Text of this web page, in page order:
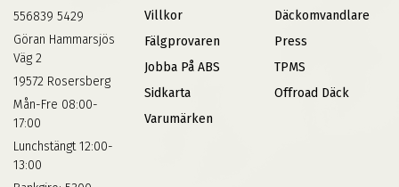
556839 5429
Göran Hammarsjös
Väg 2
19572 Rosersberg
Mån-Fre 08:00-
17:00
Lunchstängt 12:00-
13:00
Villkor
Fälgprovaren
Jobba På ABS
Sidkarta
Varumärken
Däckomvandlare
Press
TPMS
Offroad Däck